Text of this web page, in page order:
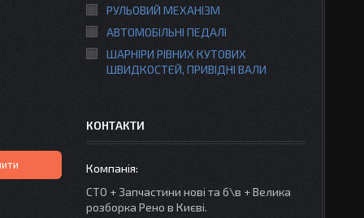
РУЛЬОВИЙ МЕХАНІЗМ
АВТОМОБІЛЬНІ ПЕДАЛІ
ШАРНІРИ РІВНИХ КУТОВИХ
ШВИДКОСТЕЙ, ПРИВІДНІ ВАЛИ
КОНТАКТИ
СТО + Запчастини нові та б\в + Велика
розборка Рено в Києві.